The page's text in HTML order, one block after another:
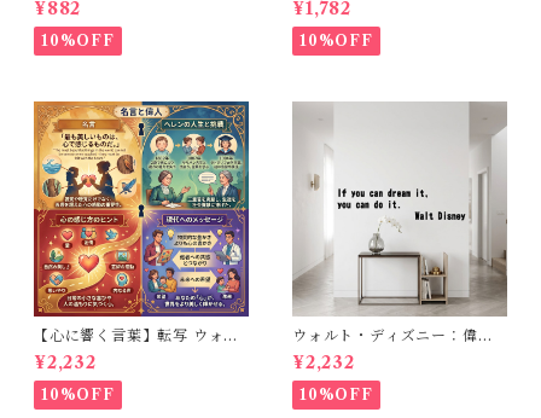
カリグラフィー風 転写ウォー
ルステッカー (幅15cm)
¥882
10%OFF
カー 30×50cm 貼って剥がせ
る [Earth Beast]
¥1,782
10%OFF
【心に響く言葉】転写 ウォー
ルステッカー ヘレンケラー 英
語 名言 ペイント風 高級感 模
様替え ブラック 30×50cm
¥2,232
10%OFF
ウォルト・ディズニー：偉人
の名言のウォールステッカー 5
0cm転写タイプ ：If you can
dream it, you can do it： 夢
は実現できる 英字 壁飾り
¥2,232
10%OFF